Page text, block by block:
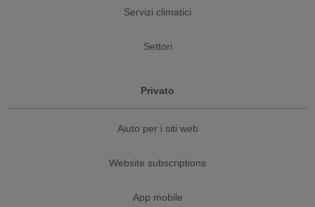
Servizi climatici
Settori
Privato
Aiuto per i siti web
Website subscriptions
App mobile